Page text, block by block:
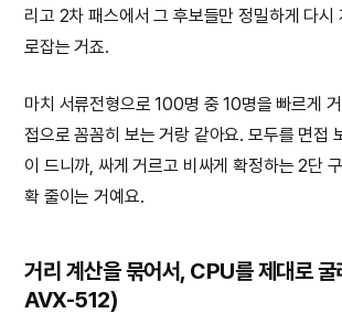
리고 2차 패스에서 그 후보들만 정밀하게 다시
로잡는 거죠.
마치 서류전형으로 100명 중 10명을 빠르게
접으로 꼼꼼히 보는 거랑 같아요. 모두를 면접
이 드니까, 싸게 거르고 비싸게 확정하는 2단
확 줄이는 거예요.
거리 계산을 묶어서, CPU를 제대로
AVX-512)